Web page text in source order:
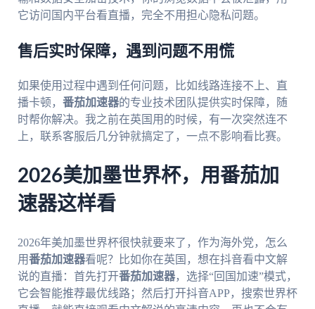
它访问国内平台看直播，完全不用担心隐私问题。
售后实时保障，遇到问题不用慌
如果使用过程中遇到任何问题，比如线路连接不上、直
播卡顿， 番茄加速器的专业技术团队提供实时保障，随
时帮你解决。我之前在英国用的时候，有一次突然连不
上，联系客服后几分钟就搞定了，一点不影响看比赛。
2026美加墨世界杯，用番茄加
速器这样看
2026年美加墨世界杯很快就要来了，作为海外党，怎么
用番茄加速器看呢？比如你在英国，想在抖音看中文解
说的直播：首先打开番茄加速器，选择“回国加速”模式，
它会智能推荐最优线路；然后打开抖音APP，搜索世界杯